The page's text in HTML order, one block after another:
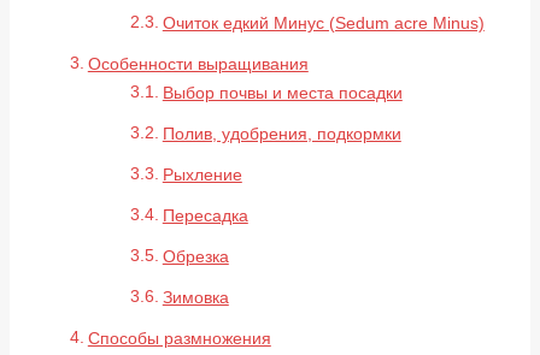
Очиток едкий Минус (Sedum acre Minus)
Особенности выращивания
Выбор почвы и места посадки
Полив, удобрения, подкормки
Рыхление
Пересадка
Обрезка
Зимовка
Способы размножения